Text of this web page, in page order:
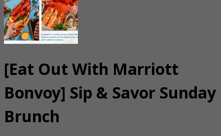
[Eat Out With Marriott
Bonvoy] Sip & Savor Sunday
Brunch